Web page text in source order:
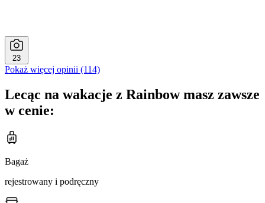
23
Pokaż więcej opinii (114)
Lecąc na wakacje z Rainbow masz zawsze
w cenie:
Bagaż
rejestrowany i podręczny